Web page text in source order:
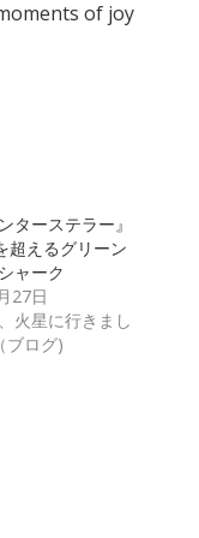
of joy
ターステラー』
超えるグリーン
ャーク
27日
火星に行きまし
ログ)